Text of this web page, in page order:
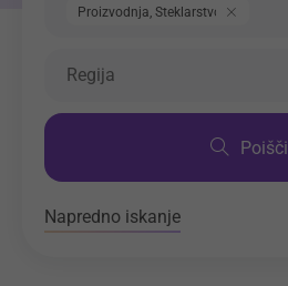
Proizvodnja, Steklarstvo
Regija
Poišči
Napredno iskanje